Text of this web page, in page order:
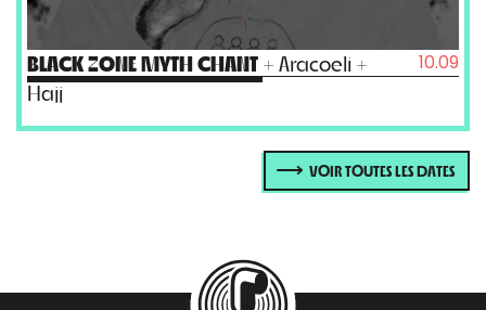
BLACK ZONE MYTH CHANT + Aracoeli +
Hajj
10.09
VOIR TOUTES LES DATES